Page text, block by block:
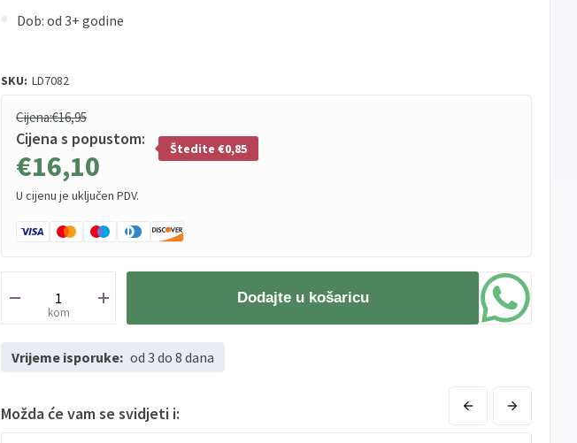
Dob: od 3+ godine
SKU: LD7082
Cijena:€16,95
Cijena s popustom:
€16,10 Štedite €0,85
U cijenu je uključen PDV.
kom
Dodajte u košaricu
Vrijeme isporuke: od 3 do 8 dana
Možda će vam se svidjeti i: